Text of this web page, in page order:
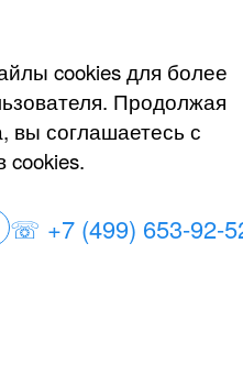
cookies для более
Продолжая
вы соглашаетесь с
☏ +7 (499) 653-92-